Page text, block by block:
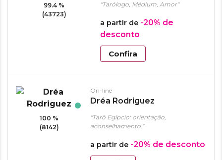
99.4 %
(43723)
"Tarólogo, Médium, Amor"
a partir de -20% de
desconto
Confira
100 %
(8142)
On-line
Dréa Rodriguez
"Tarô Egípcio: orientação,
aconselhamento."
a partir de -20% de desconto